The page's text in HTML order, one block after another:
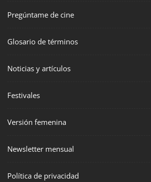
Pregúntame de cine
Glosario de términos
Noticias y artículos
Festivales
Versión femenina
Newsletter mensual
Política de privacidad